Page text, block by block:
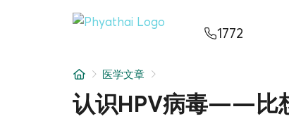
1772
ไทย
医学文章
认识HPV病毒——比